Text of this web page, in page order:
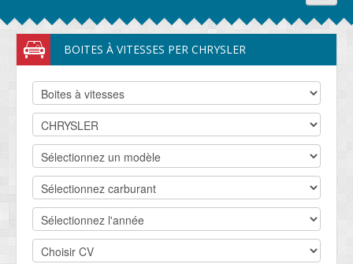
PRODUITS
DEVIS BV
CONTACT
SOCIETÉ
SERVICE CLIENTS
CONDITIONS
BOITES À VITESSES PER CHRYSLER